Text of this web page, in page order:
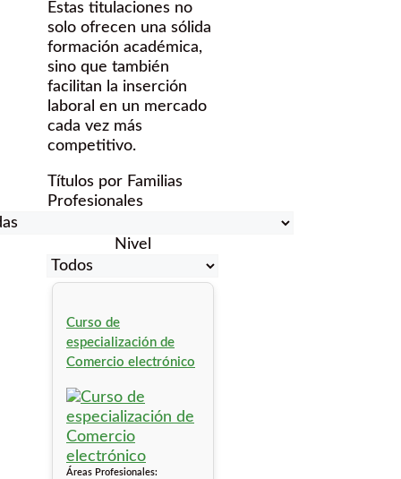
Estas titulaciones no
solo ofrecen una sólida
formación académica,
sino que también
facilitan la inserción
laboral en un mercado
cada vez más
competitivo.
Títulos por Familias
Profesionales
Nivel
Curso de
especialización de
Comercio electrónico
Áreas Profesionales: